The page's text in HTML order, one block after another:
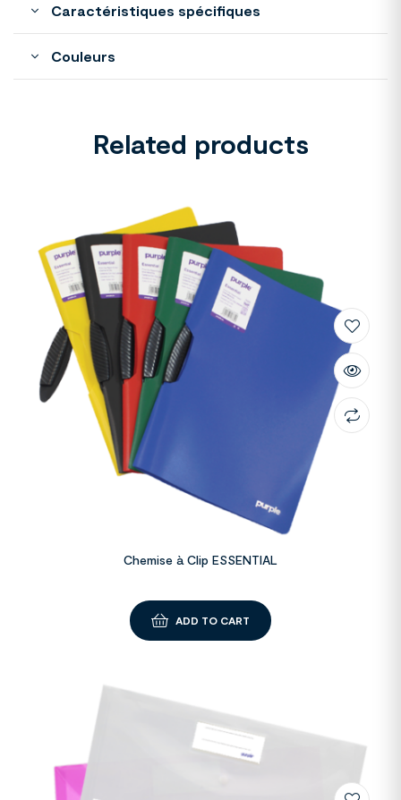
Caractéristiques spécifiques
Couleurs
Related products
Chemise à Clip ESSENTIAL
ADD TO CART